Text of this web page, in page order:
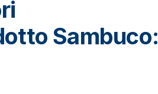
Sambuco: